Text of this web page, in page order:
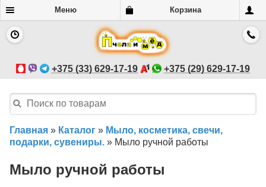
Меню Корзина
+375 (33) 629-17-19 +375 (29) 629-17-19
Главная » Каталог » Мыло, косметика, свечи,
подарки, сувениры. » Мыло ручной работы
Мыло ручной работы